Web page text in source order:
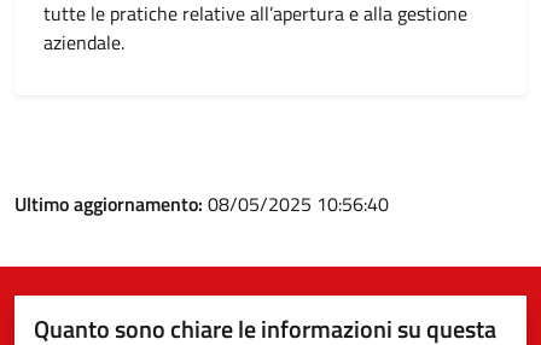
tutte le pratiche relative all’apertura e alla gestione
aziendale.
Ultimo aggiornamento: 08/05/2025 10:56:40
Quanto sono chiare le informazioni su questa